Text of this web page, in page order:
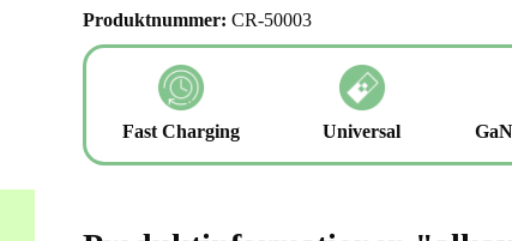
Produktnummer: CR-50003
Fast Charging Universal